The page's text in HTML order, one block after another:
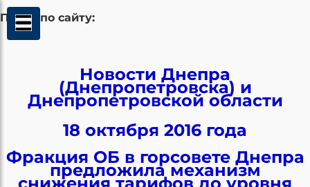
Поиск по сайту:
Новости Днепра
(Днепропетровска) и
Днепропетровской области
18 октября 2016 года
Фракция ОБ в горсовете Днепра
предложила механизм
снижения тарифов до уровня